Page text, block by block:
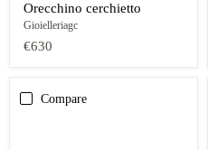
Orecchino cerchietto
Gioielleriagc
€630
Compare